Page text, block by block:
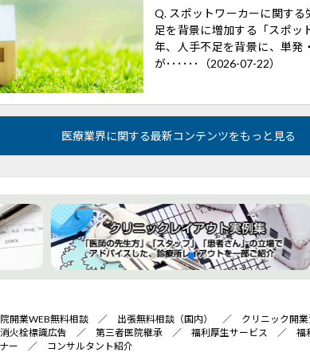
Q. スポットワーカーに関す
足を背景に増加する「スポッ
年、人手不足を背景に、単発
が･･････（2026-07-22）
医療業界に関する最新コンテンツをもっと見る
開業WEB無料相談 ／ 出張無料相談（国内） ／ クリニック開
消火栓標識広告 ／ 第三者医院継承 ／ 福利厚生サービス ／ 福
ー ／ コンサルタント紹介